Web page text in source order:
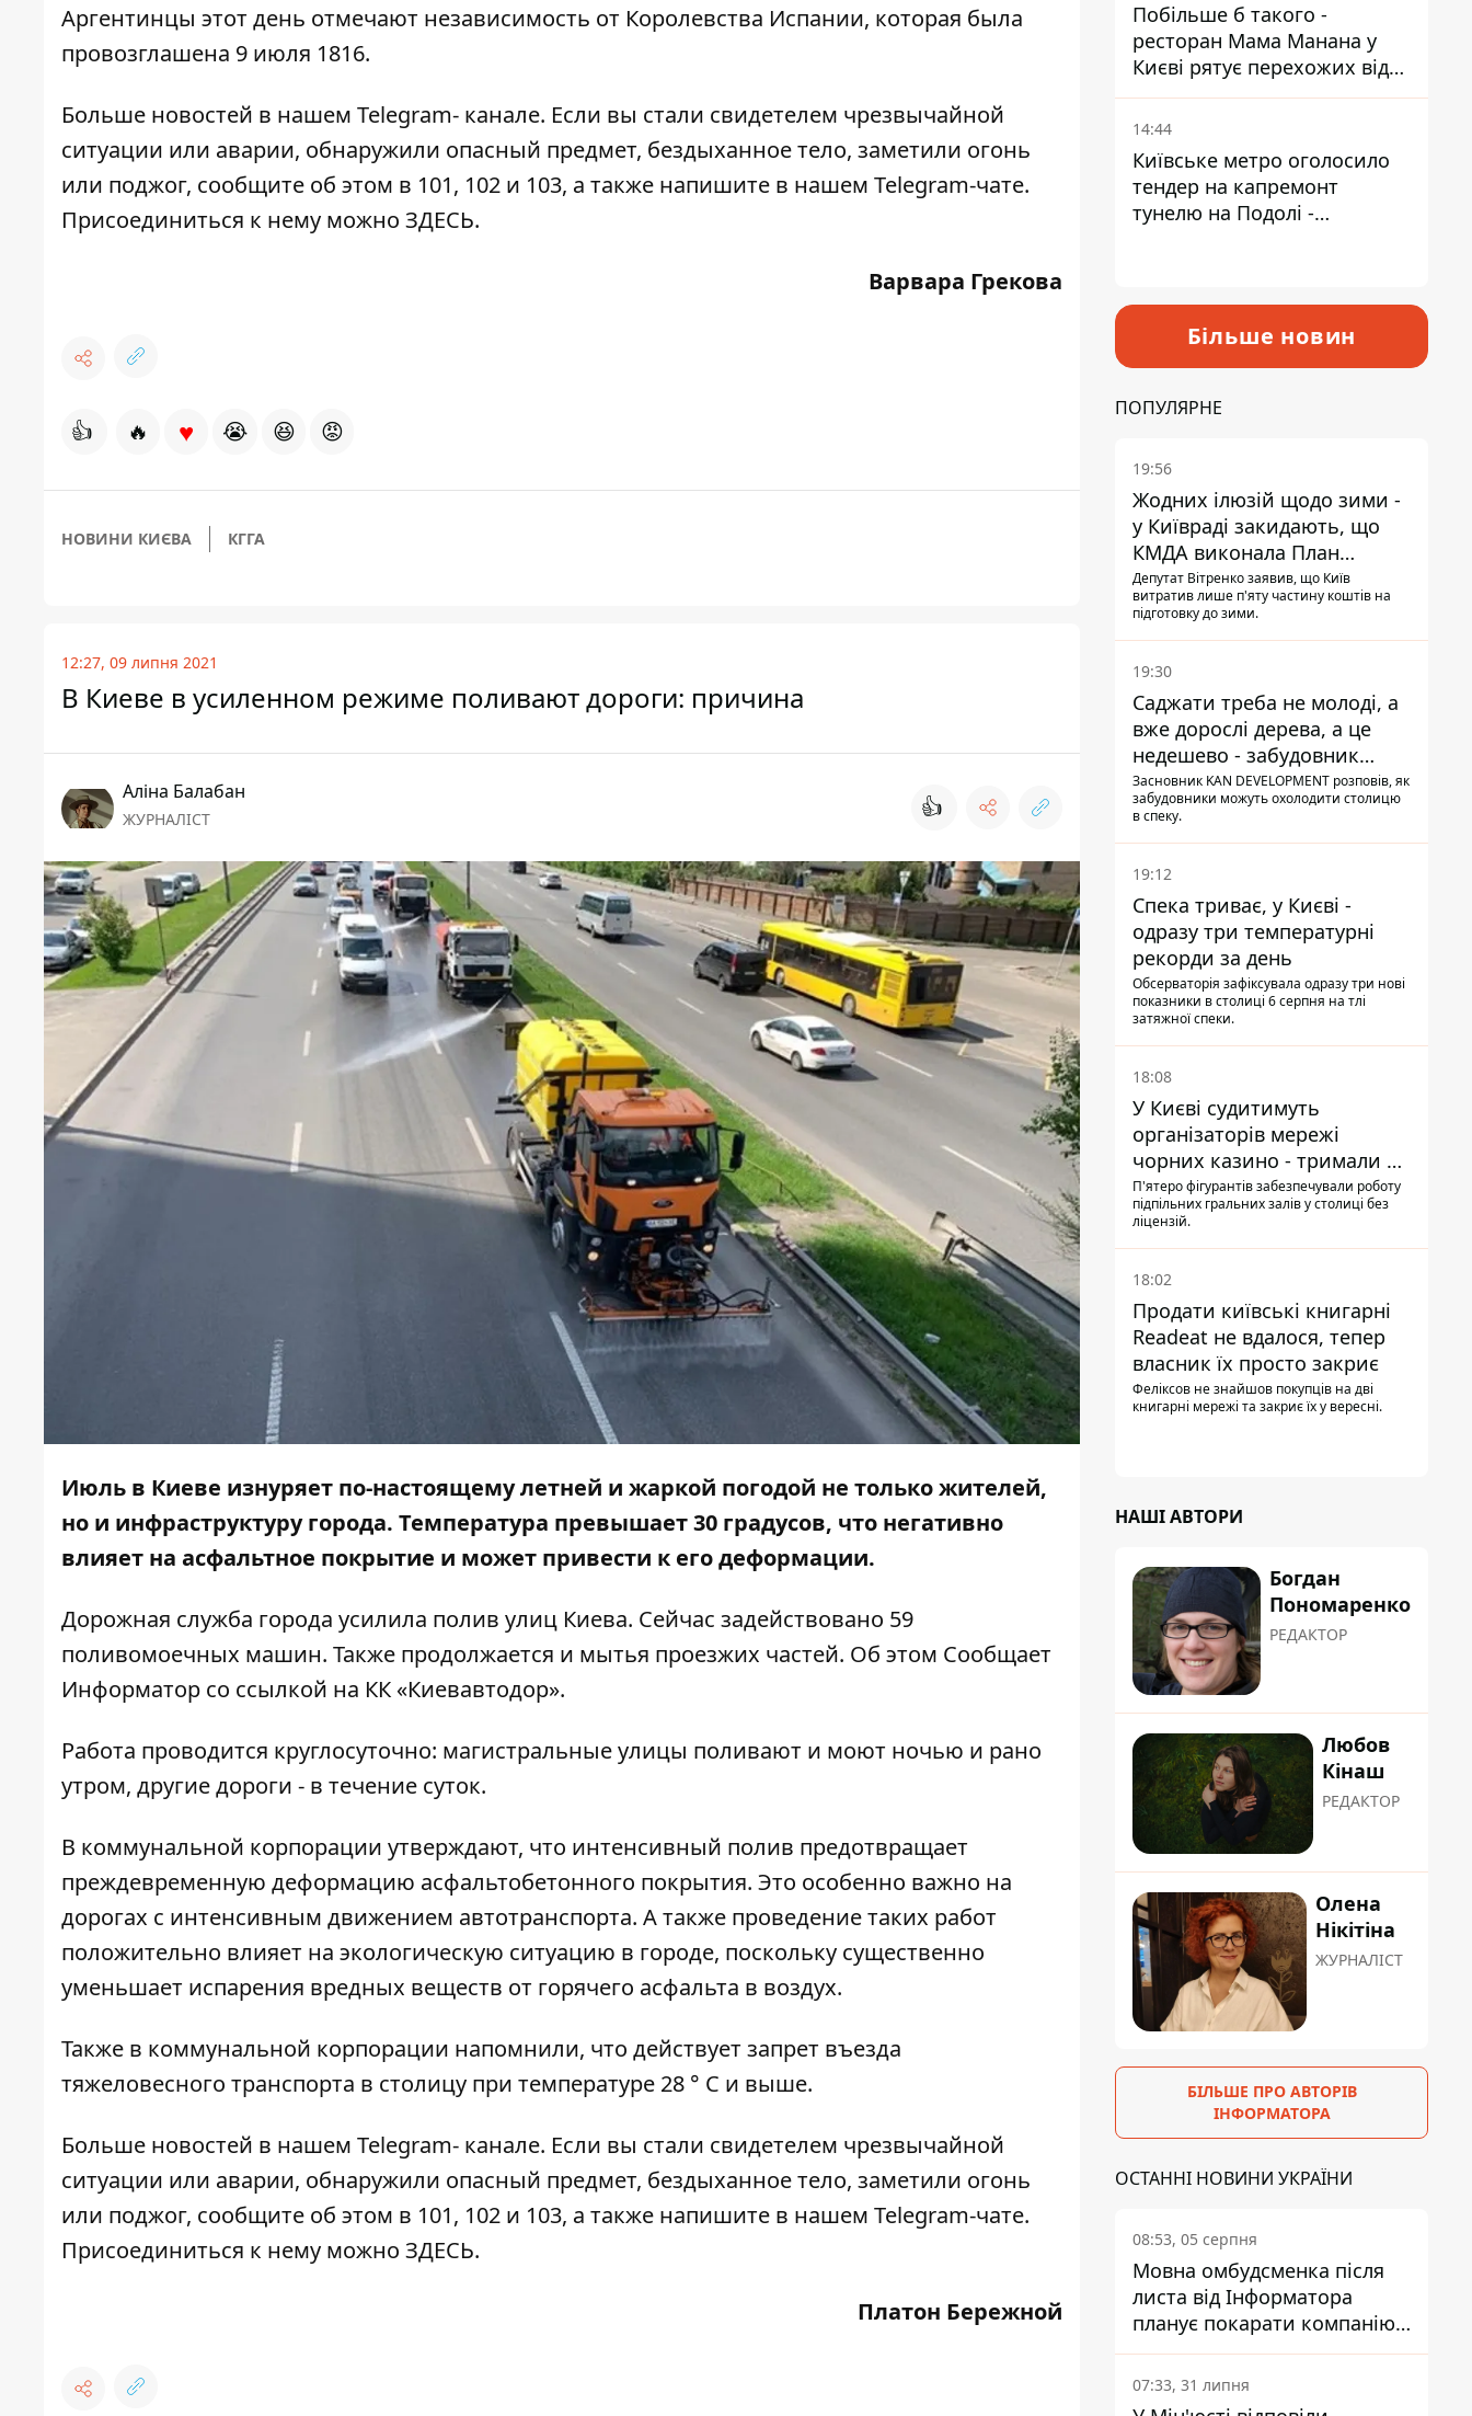
Аргентинцы этот день отмечают независимость от Королевства Испании, которая была
провозглашена 9 июля 1816.
Больше новостей в нашем Telegram- канале. Если вы стали свидетелем чрезвычайной
ситуации или аварии, обнаружили опасный предмет, бездыханное тело, заметили огонь
или поджог, сообщите об этом в 101, 102 и 103, а также напишите в нашем Telegram-чате.
Присоединиться к нему можно ЗДЕСЬ.
Варвара Грекова
👍 🔥 ♥ 😭 😆 😡
НОВИНИ КИЄВА КГГА
12:27, 09 липня 2021
В Киеве в усиленном режиме поливают дороги: причина
Аліна Балабан
ЖУРНАЛІСТ 👍
Июль в Киеве изнуряет по-настоящему летней и жаркой погодой не только жителей,
но и инфраструктуру города. Температура превышает 30 градусов, что негативно
влияет на асфальтное покрытие и может привести к его деформации.
Дорожная служба города усилила полив улиц Киева. Сейчас задействовано 59
поливомоечных машин. Также продолжается и мытья проезжих частей. Об этом Сообщает
Информатор со ссылкой на КК «Киевавтодор».
Работа проводится круглосуточно: магистральные улицы поливают и моют ночью и рано
утром, другие дороги - в течение суток.
В коммунальной корпорации утверждают, что интенсивный полив предотвращает
преждевременную деформацию асфальтобетонного покрытия. Это особенно важно на
дорогах с интенсивным движением автотранспорта. А также проведение таких работ
положительно влияет на экологическую ситуацию в городе, поскольку существенно
уменьшает испарения вредных веществ от горячего асфальта в воздух.
Также в коммунальной корпорации напомнили, что действует запрет въезда
тяжеловесного транспорта в столицу при температуре 28 ° С и выше.
Больше новостей в нашем Telegram- канале. Если вы стали свидетелем чрезвычайной
ситуации или аварии, обнаружили опасный предмет, бездыханное тело, заметили огонь
или поджог, сообщите об этом в 101, 102 и 103, а также напишите в нашем Telegram-чате.
Присоединиться к нему можно ЗДЕСЬ.
Платон Бережной
Побільше б такого -
ресторан Мама Манана у
Києві рятує перехожих від
спеки
14:44
Київське метро оголосило
тендер на капремонт
тунелю на Подолі -
Більше новин
ПОПУЛЯРНЕ
19:56
Жодних ілюзій щодо зими -
у Київраді закидають, що
КМДА виконала План
стійкості на 20%
Депутат Вітренко заявив, що Київ
витратив лише п'яту частину коштів на
підготовку до зими.
19:30
Саджати треба не молоді, а
вже дорослі дерева, а це
недешево - забудовник
Ніконов
Засновник KAN DEVELOPMENT розповів, як
забудовники можуть охолодити столицю
в спеку.
19:12
Спека триває, у Києві -
одразу три температурні
рекорди за день
Обсерваторія зафіксувала одразу три нові
показники в столиці 6 серпня на тлі
затяжної спеки.
18:08
У Києві судитимуть
організаторів мережі
чорних казино - тримали 39
закладів
П'ятеро фігурантів забезпечували роботу
підпільних гральних залів у столиці без
ліцензій.
18:02
Продати київські книгарні
Readeat не вдалося, тепер
власник їх просто закриє
Феліксов не знайшов покупців на дві
книгарні мережі та закриє їх у вересні.
НАШІ АВТОРИ
Богдан
Пономаренко
РЕДАКТОР
Любов
Кінаш
РЕДАКТОР
Олена
Нікітіна
ЖУРНАЛІСТ
БІЛЬШЕ ПРО АВТОРІВ
ІНФОРМАТОРА
ОСТАННІ НОВИНИ УКРАЇНИ
08:53, 05 серпня
Мовна омбудсменка після
листа від Інформатора
планує покарати компанію-
підрядника ПриватБанку
07:33, 31 липня